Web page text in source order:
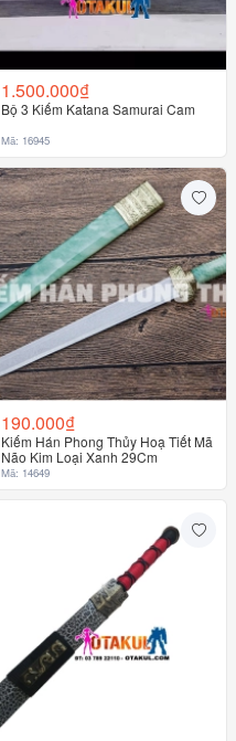
1.500.000₫
Bộ 3 Kiếm Katana Samurai Cam
Mã: 16945
190.000₫
Kiếm Hán Phong Thủy Hoạ Tiết Mã
Não Kim Loại Xanh 29Cm
Mã: 14649